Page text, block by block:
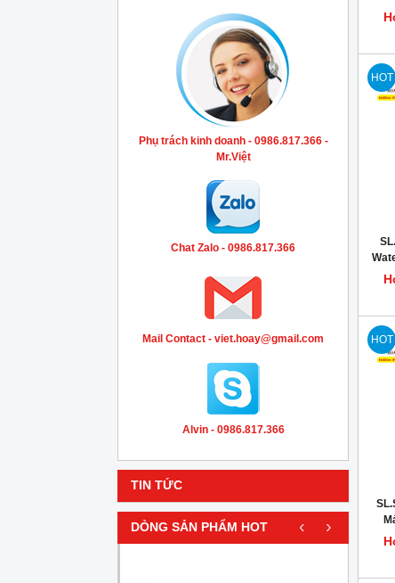
Phụ trách kinh doanh - 0986.817.366 -
Mr.Việt
Chat Zalo - 0986.817.366
Mail Contact - viet.hoay@gmail.com
Alvin - 0986.817.366
TIN TỨC
DÒNG SẢN PHẨM HOT ‹ ›
HOT
HOT